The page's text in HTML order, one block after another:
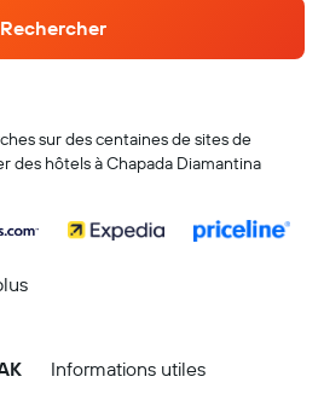
Rechercher
sur des centaines de sites de
des hôtels à Chapada Diamantina
Informations utiles